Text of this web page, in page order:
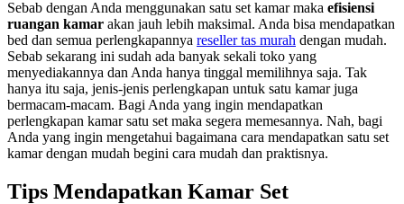
Sebab dengan Anda menggunakan satu set kamar maka efisiensi
ruangan kamar akan jauh lebih maksimal. Anda bisa mendapatkan
bed dan semua perlengkapannya reseller tas murah dengan mudah.
Sebab sekarang ini sudah ada banyak sekali toko yang
menyediakannya dan Anda hanya tinggal memilihnya saja. Tak
hanya itu saja, jenis-jenis perlengkapan untuk satu kamar juga
bermacam-macam. Bagi Anda yang ingin mendapatkan
perlengkapan kamar satu set maka segera memesannya. Nah, bagi
Anda yang ingin mengetahui bagaimana cara mendapatkan satu set
kamar dengan mudah begini cara mudah dan praktisnya.
Tips Mendapatkan Kamar Set